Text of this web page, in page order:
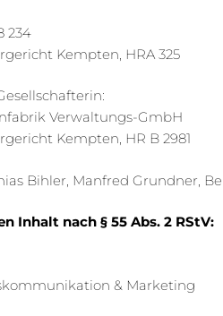
234
Kempten, HRA 325
Verwaltungs-GmbH
Kempten, HR B 2981
Bihler, Manfred Grundner,
Inhalt nach § 55 Abs. 2 RStV:
& Marketing